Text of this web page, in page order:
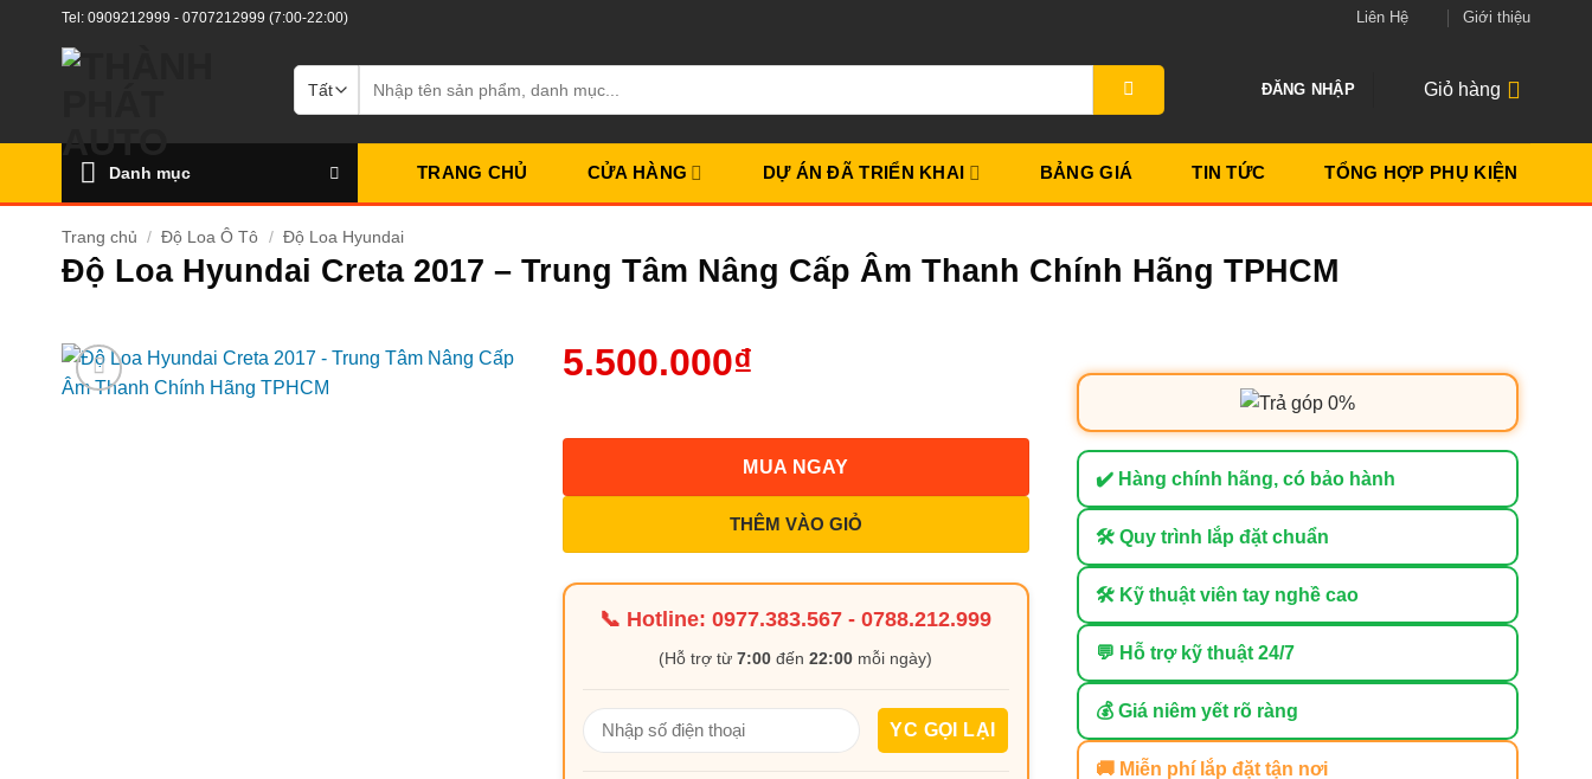
Tel: 0909212999 - 0707212999 (7:00-22:00) Liên Hệ Giới thiệu
kiếm:
ĐĂNG NHẬP Giỏ hàng
Danh mục TRANG CHỦ CỬA HÀNG DỰ ÁN ĐÃ TRIỂN KHAI BẢNG GIÁ TIN TỨC TỔNG HỢP PHỤ KIỆN
Trang chủ / Độ Loa Ô Tô / Độ Loa Hyundai
Độ Loa Hyundai Creta 2017 – Trung Tâm Nâng Cấp Âm Thanh Chính Hãng TPHCM
5.500.000₫
THÊM VÀO GIỎ
MUA NGAY
📞 Hotline:0977.383.567 -0788.212.999
(Hỗ trợ từ7:00 đến22:00 mỗi ngày)
✔️ Hàng chính hãng, có bảo hành
🛠 Quy trình lắp đặt chuẩn
🛠 Kỹ thuật viên tay nghề cao
💬 Hỗ trợ kỹ thuật 24/7
💰 Giá niêm yết rõ ràng
🚚 Miễn phí lắp đặt tận nơi